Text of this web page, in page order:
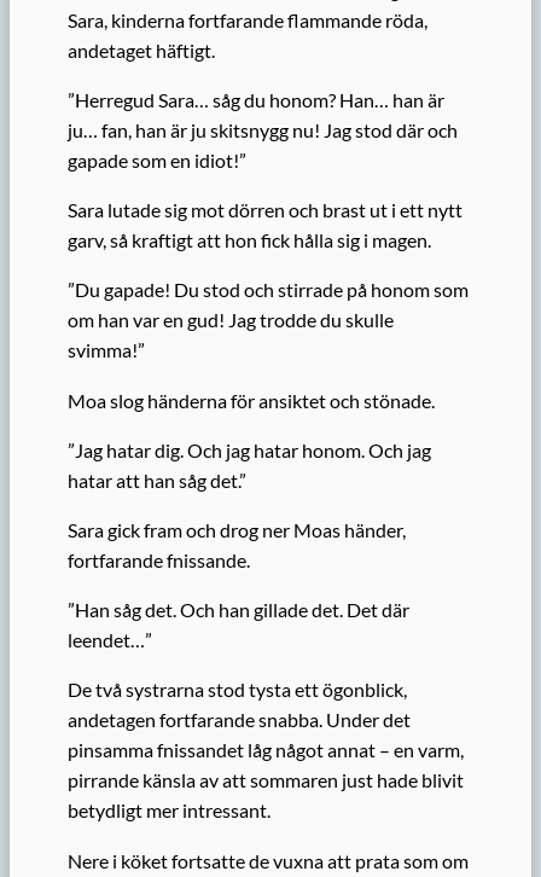
Sara, kinderna fortfarande flammande röda,
andetaget häftigt.
”Herregud Sara… såg du honom? Han… han är
ju… fan, han är ju skitsnygg nu! Jag stod där och
gapade som en idiot!”
Sara lutade sig mot dörren och brast ut i ett nytt
garv, så kraftigt att hon fick hålla sig i magen.
”Du gapade! Du stod och stirrade på honom som
om han var en gud! Jag trodde du skulle
svimma!”
Moa slog händerna för ansiktet och stönade.
”Jag hatar dig. Och jag hatar honom. Och jag
hatar att han såg det.”
Sara gick fram och drog ner Moas händer,
fortfarande fnissande.
”Han såg det. Och han gillade det. Det där
leendet…”
De två systrarna stod tysta ett ögonblick,
andetagen fortfarande snabba. Under det
pinsamma fnissandet låg något annat – en varm,
pirrande känsla av att sommaren just hade blivit
betydligt mer intressant.
Nere i köket fortsatte de vuxna att prata som om